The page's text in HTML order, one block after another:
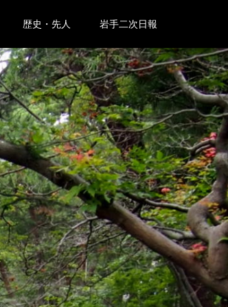
歴史・先人 岩手二次日報